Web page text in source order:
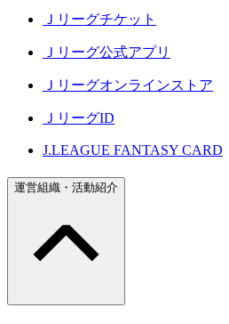
Ｊリーグチケット
Ｊリーグ公式アプリ
Ｊリーグオンラインストア
ＪリーグID
J.LEAGUE FANTASY CARD
運営組織・活動紹介